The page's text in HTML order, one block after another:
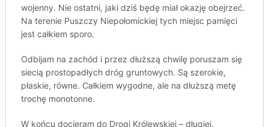
wojenny. Nie ostatni, jaki dziś będę miał okazję obejrzeć.
Na terenie Puszczy Niepołomickiej tych miejsc pamięci
jest całkiem sporo.
Odbijam na zachód i przez dłuższą chwilę poruszam się
siecią prostopadłych dróg gruntowych. Są szerokie,
płaskie, równe. Całkiem wygodne, ale na dłuższą metę
trochę monotonne.
W końcu docieram do Drogi Królewskiej – długiej,